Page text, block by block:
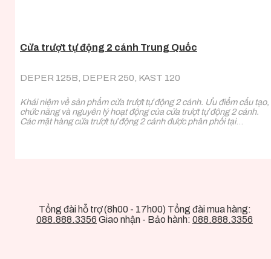
Cửa trượt tự động 2 cánh Trung Quốc
DEPER 125B, DEPER 250, KAST 120
Khái niệm về sản phẩm cửa trượt tự động 2 cánh. Ưu điểm cấu tạo,
chức năng và nguyên lý hoạt động của cửa trượt tự động 2 cánh.
Các mặt hàng cửa trượt tự động 2 cánh được phân phối tại
Tổng đài hỗ trợ (8h00 - 17h00) Tổng đài mua hàng:
088.888.3356 Giao nhận - Bảo hành: 088.888.3356